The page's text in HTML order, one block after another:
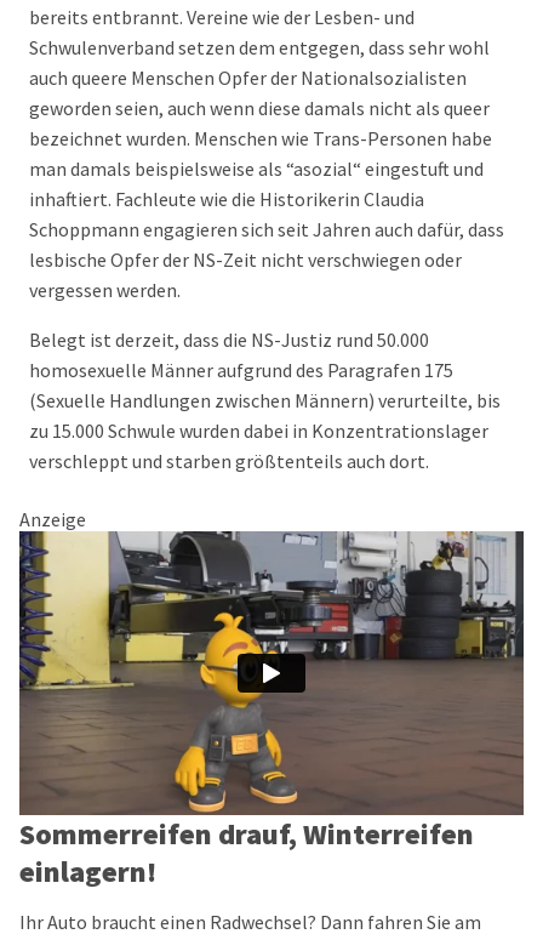
bereits entbrannt. Vereine wie der Lesben- und
Schwulenverband setzen dem entgegen, dass sehr wohl
auch queere Menschen Opfer der Nationalsozialisten
geworden seien, auch wenn diese damals nicht als queer
bezeichnet wurden. Menschen wie Trans-Personen habe
man damals beispielsweise als “asozial“ eingestuft und
inhaftiert. Fachleute wie die Historikerin Claudia
Schoppmann engagieren sich seit Jahren auch dafür, dass
lesbische Opfer der NS-Zeit nicht verschwiegen oder
vergessen werden.
Belegt ist derzeit, dass die NS-Justiz rund 50.000
homosexuelle Männer aufgrund des Paragrafen 175
(Sexuelle Handlungen zwischen Männern) verurteilte, bis
zu 15.000 Schwule wurden dabei in Konzentrationslager
verschleppt und starben größtenteils auch dort.
Anzeige
Sommerreifen drauf, Winterreifen
einlagern!
Ihr Auto braucht einen Radwechsel? Dann fahren Sie am